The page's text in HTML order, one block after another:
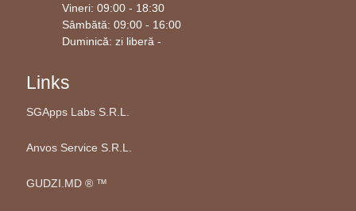
Vineri: 09:00 - 18:30
Sâmbătă: 09:00 - 16:00
Duminică: zi liberă -
Links
SGApps Labs S.R.L.
Anvos Service S.R.L.
GUDZI.MD ®️ ™️